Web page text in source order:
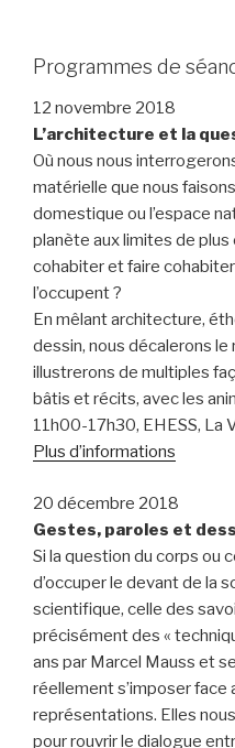
Programmes de
12 novembre 2018
L’architecture et la
Où nous nous
matérielle que nous
domestique ou l’espace
planète aux limites de plus
cohabiter et faire
l’occupent ?
En mêlant architecture,
dessin, nous décalerons
illustrerons de multiples
bâtis et récits, avec les
11h00-17h30, EHESS, La
Plus d’informations
20 décembre 2018
Gestes, paroles et
Si la question du corps ou
d’occuper le devant de la
scientifique, celle des
précisément des «
ans par Marcel Mauss et
réellement s’imposer
représentations. Elles
pour rouvrir le dialogue